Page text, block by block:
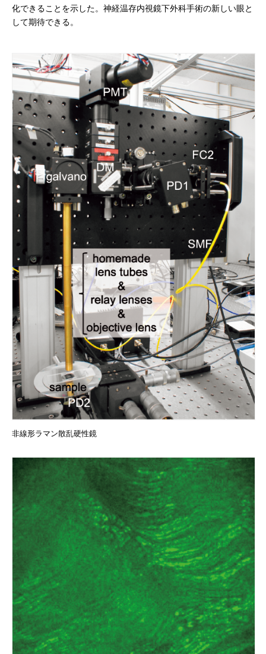
化できることを示した。神経温存内視鏡下外科手術の新しい眼と
して期待できる。
非線形ラマン散乱硬性鏡